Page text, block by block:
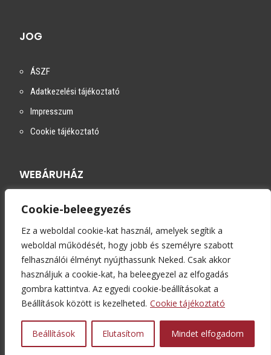
Cookie-beleegyezés
Ez a weboldal cookie-kat használ, amelyek segítik a
weboldal működését, hogy jobb és személyre szabott
felhasználói élményt nyújthassunk Neked. Csak akkor
használjuk a cookie-kat, ha beleegyezel az elfogadás
gombra kattintva. Az egyedi cookie-beállításokat a
Beállítások között is kezelheted. Cookie tájékoztató
Beállítások Elutasítom Mindet elfogadom
JOG
ÁSZF
Adatkezelési tájékoztató
Impresszum
Cookie tájékoztató
WEBÁRUHÁZ
Szállítási módok
Fizetési módok
Kapcsolat
Copyright © 2024 – HentesVilág | Minden jog fenntartva!